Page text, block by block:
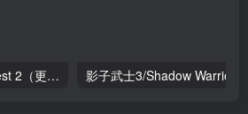
喵咪斗恶龙2/Cat Quest 2（更新1.76版） 影子武士3/Shadow Warrior 3